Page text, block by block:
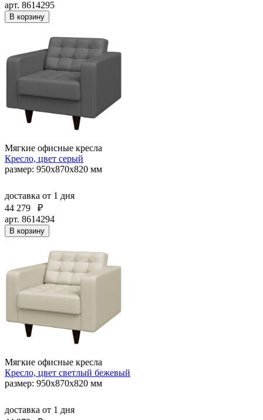
арт. 8614295
В корзину
Мягкие офисные кресла
Кресло, цвет серый
размер: 950х870х820 мм
доставка от 1 дня
44 279
₽
арт. 8614294
В корзину
Мягкие офисные кресла
Кресло, цвет светлый бежевый
размер: 950х870х820 мм
доставка от 1 дня